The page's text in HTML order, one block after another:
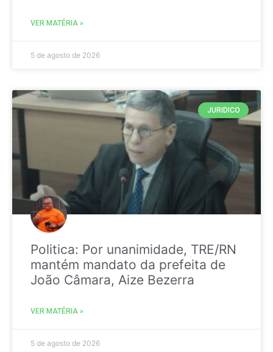
VER MATÉRIA »
5 de agosto de 2026
JURIDICO
Politica: Por unanimidade, TRE/RN
mantém mandato da prefeita de
João Câmara, Aize Bezerra
VER MATÉRIA »
5 de agosto de 2026